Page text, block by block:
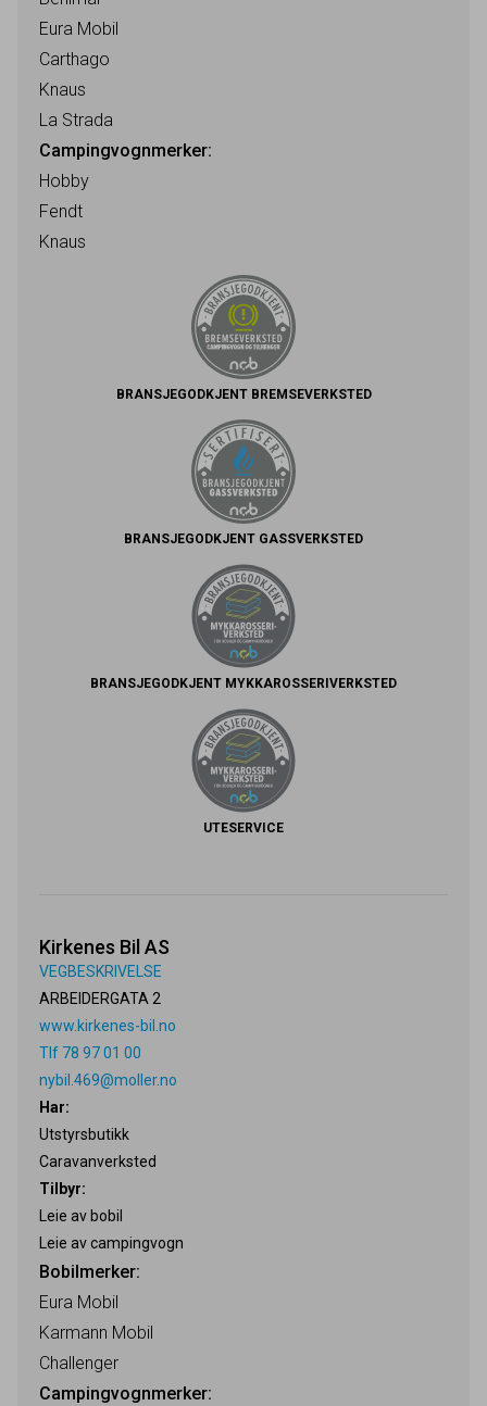
Eura Mobil
Carthago
Knaus
La Strada
Campingvognmerker:
Hobby
Fendt
Knaus
BRANSJEGODKJENT BREMSEVERKSTED
BRANSJEGODKJENT GASSVERKSTED
BRANSJEGODKJENT MYKKAROSSERIVERKSTED
UTESERVICE
Kirkenes Bil AS
VEGBESKRIVELSE
ARBEIDERGATA 2
www.kirkenes-bil.no
Tlf 78 97 01 00
nybil.469@moller.no
Har:
Utstyrsbutikk
Caravanverksted
Tilbyr:
Leie av bobil
Leie av campingvogn
Bobilmerker:
Eura Mobil
Karmann Mobil
Challenger
Campingvognmerker: